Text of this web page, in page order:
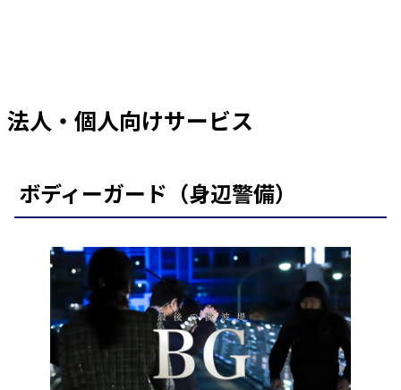
法⼈・個⼈向けサービス
ボディーガード（⾝辺警備）